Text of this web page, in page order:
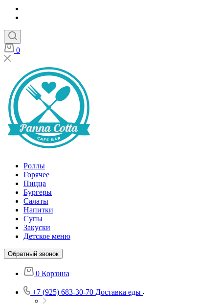
0
Роллы
Горячее
Пицца
Бургеры
Салаты
Напитки
Супы
Закуски
Детское меню
Обратный звонок
0 Корзина
+7 (925) 683-30-70 Доставка еды